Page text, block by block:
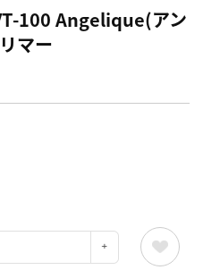
100 Angelique(アン
マー